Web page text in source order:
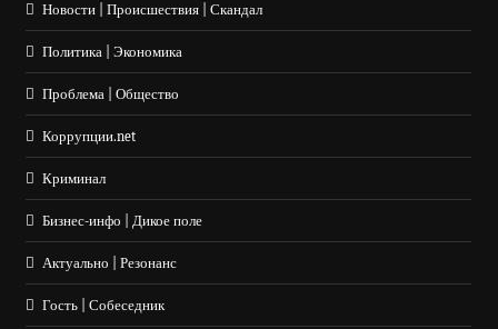
Новости | Происшествия | Скандал
Политика | Экономика
Проблема | Общество
Коррупции.net
Криминал
Бизнес-инфо | Дикое поле
Актуально | Резонанс
Гость | Собеседник